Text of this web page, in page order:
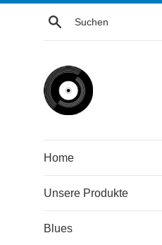
Suchen
Home
Unsere Produkte
Blues